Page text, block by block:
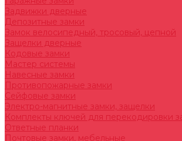
Задвижки дверные
Депозитные замки
Замок велосипедный, тросовый, цепной
Защелки дверные
Кодовые замки
Мастер системы
Навесные замки
Противопожарные замки
Сейфовые замки
Электро-магнитные замки, защелки
Комплекты ключей для перекодировки
Ответные планки
Почтовые замки, мебельные